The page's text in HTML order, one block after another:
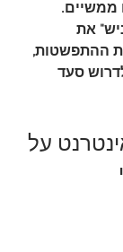
ממשיים.
את
ההתפשטות,
סעד
על